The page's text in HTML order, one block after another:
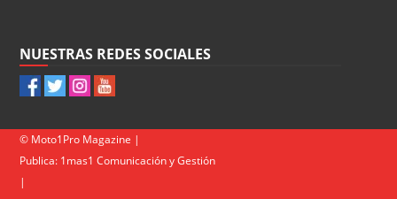
NUESTRAS REDES SOCIALES
© Moto1Pro Magazine |
Publica: 1mas1 Comunicación y Gestión
|